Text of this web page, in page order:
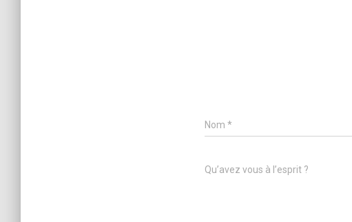
Nom *
Qu’avez vous à l’esprit ?